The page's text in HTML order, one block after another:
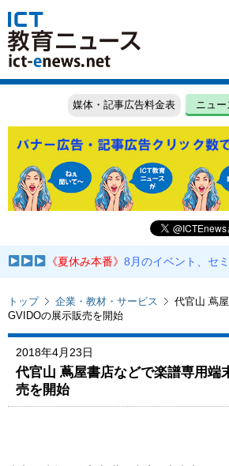
媒体・記事広告料金表 ニュ
《夏休み本番》8月のイベント、セ
トップ 企業・教材・サービス
代官山 蔦
GVIDOの展示販売を開始
2018年4月23日
代官山 蔦屋書店などで楽譜専用端
売を開始